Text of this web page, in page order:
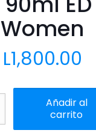
Women
L1,800.00
Añadir al
carrito